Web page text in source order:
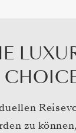
zu